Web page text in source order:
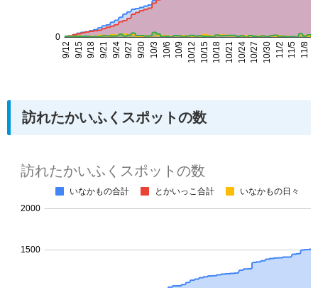
訪れたかいふくスポットの数